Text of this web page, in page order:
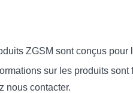
ZGSM sont conçus
sur les produits
nous contacter.